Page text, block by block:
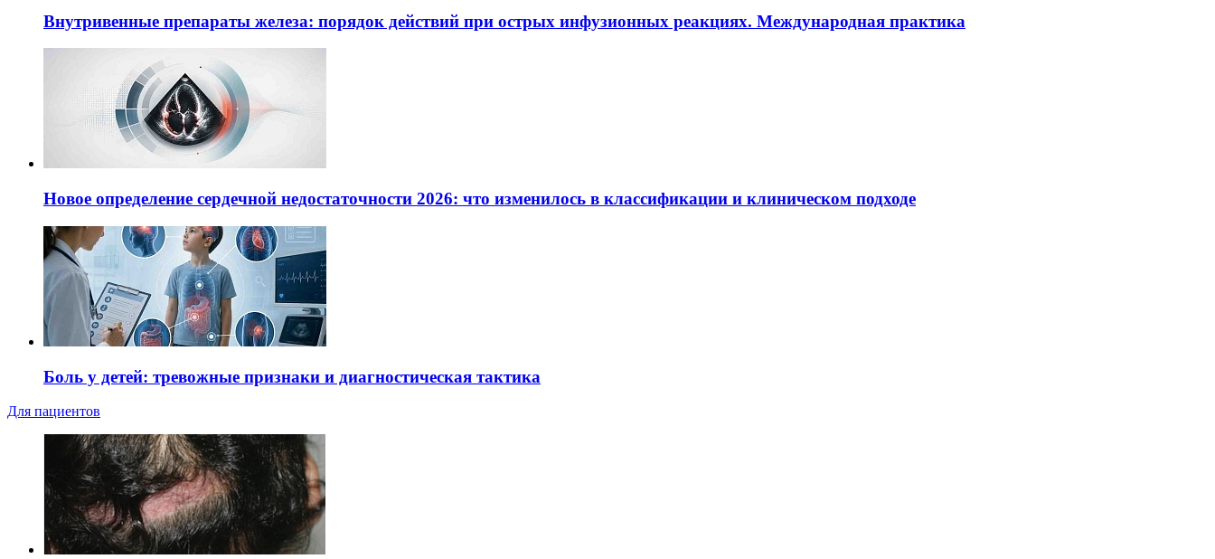
Внутривенные препараты железа: порядок действий при острых инфузионных реакциях. Международная практика
Новое определение сердечной недостаточности 2026: что изменилось в классификации и клиническом подходе
Боль у детей: тревожные признаки и диагностическая тактика
Для пациентов